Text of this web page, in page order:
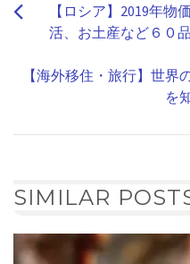
【ロシア】2019年
活、お土産など６０
【海外移住・旅行】世
を
SIMILAR